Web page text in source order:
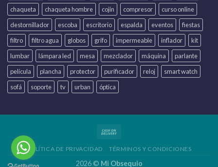
chaqueta
chaqueta hombre cojín compresor
curso online
destornillador
escoba escritorio espalda eventos
fiestas
filtro
filtro agua globos grifo impermeable inflador
kit
lumbar
lámpara led mesa mezclador máquina
parlante
película
plancha protector purificador reloj
smart watch
sofá
soporte tv urban óptica
POLÍTICA DE PRIVACIDAD TÉRMINOS Y CONDICIONES
2026 © Mi Obsequio